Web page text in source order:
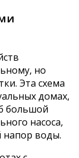
но
Эта схема
домах,
большой
насоса,
напор воды.